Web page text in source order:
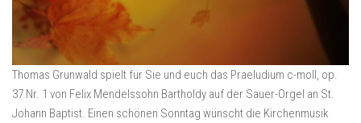
Thomas Grunwald spielt für Sie und euch das Praeludium c-moll, op.
37 Nr. 1 von Felix Mendelssohn Bartholdy auf der Sauer-Orgel an St.
Johann Baptist. Einen schönen Sonntag wünscht die Kirchenmusik